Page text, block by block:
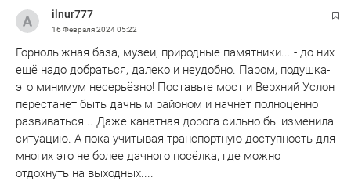
похоронена в Верхнем Услоне. Потом там внуком
Меньшикова, кстати генералом и героем Крымской
конца 1920-х гг. - и была затем разрушена воинствующими
"безбожниками". Что мешает властям района
восстановить этот интересный исторический объект,
генерирующий туристический объект непонятно, ведь
восстановление небольшой кирпичной часовни точно не
стоило бы много денег. Видимо, это просто не нужно тем в
районе, от кого зависит решение этого вопроса.
ilnur777
16 Февраля 202405:22
Горнолыжная база, музеи, природные памятники... - до них
ещё надо добраться, далеко и неудобно. Паром, подушка-
это минимум несерьёзно! Поставьте мост и Верхний Услон
перестанет быть дачным районом и начнёт полноценно
развиваться... Даже канатная дорога сильно бы изменила
ситуацию. А пока учитывая транспортную доступность для
многих это не более дачного посёлка, где можно
отдохнуть на выходных....